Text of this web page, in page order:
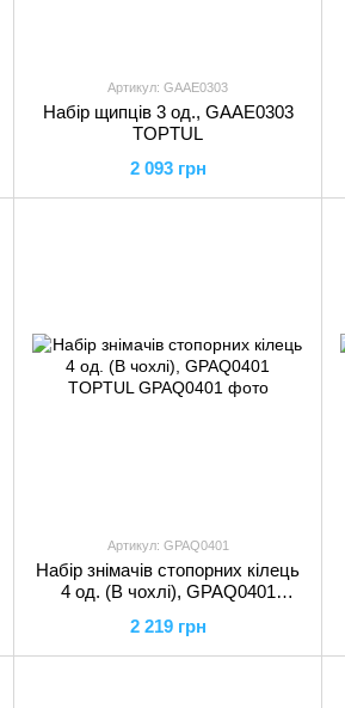
Артикул: GAAE0303
Набір щипців 3 од., GAAE0303
TOPTUL
2 093 грн
Артикул: GPAQ0401
Набір знімачів стопорних кілець
4 од. (В чохлі), GPAQ0401
2 219 грн